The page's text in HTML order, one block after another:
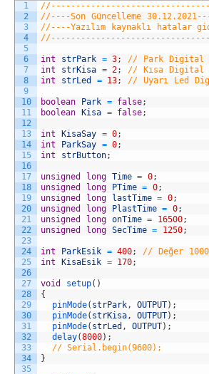
1
2
3
4
5
6
7
8
9
10
11
12
13
14
15
16
17
18
19
20
21
22
23
24
25
26
27
28
29
30
31
32
33
34
35
//----Son Güncelleme
//----Yazılım kaynaklı hatalar
int strPark = 3;
// Park Digital
int
strKisa = 2;
// Kısa Digital
int
strLed = 13; // Uyarı Led
boolean Park = false;
boolean
Kisa = false;
int KisaSay = 0;
int
ParkSay = 0;
int
strButton;
unsigned long Time = 0;
unsigned
long PTime = 0;
unsigned
long lastTime = 0;
unsigned
long PlastTime = 0;
unsigned
long onTime = 16500;
unsigned
long SecTime = 1250;
int ParkEsik = 400;
// Değer
int
KisaEsik = 170;
void setup( )
{
pinMode( strPark, OUTPUT) ;
pinMode( strKisa, OUTPUT) ;
pinMode( strLed , OUTPUT) ;
delay(8000) ;
// Serial.begin(9600);
}